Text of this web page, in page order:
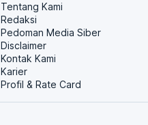
Tentang Kami
Redaksi
Pedoman Media Siber
Disclaimer
Kontak Kami
Karier
Profil & Rate Card